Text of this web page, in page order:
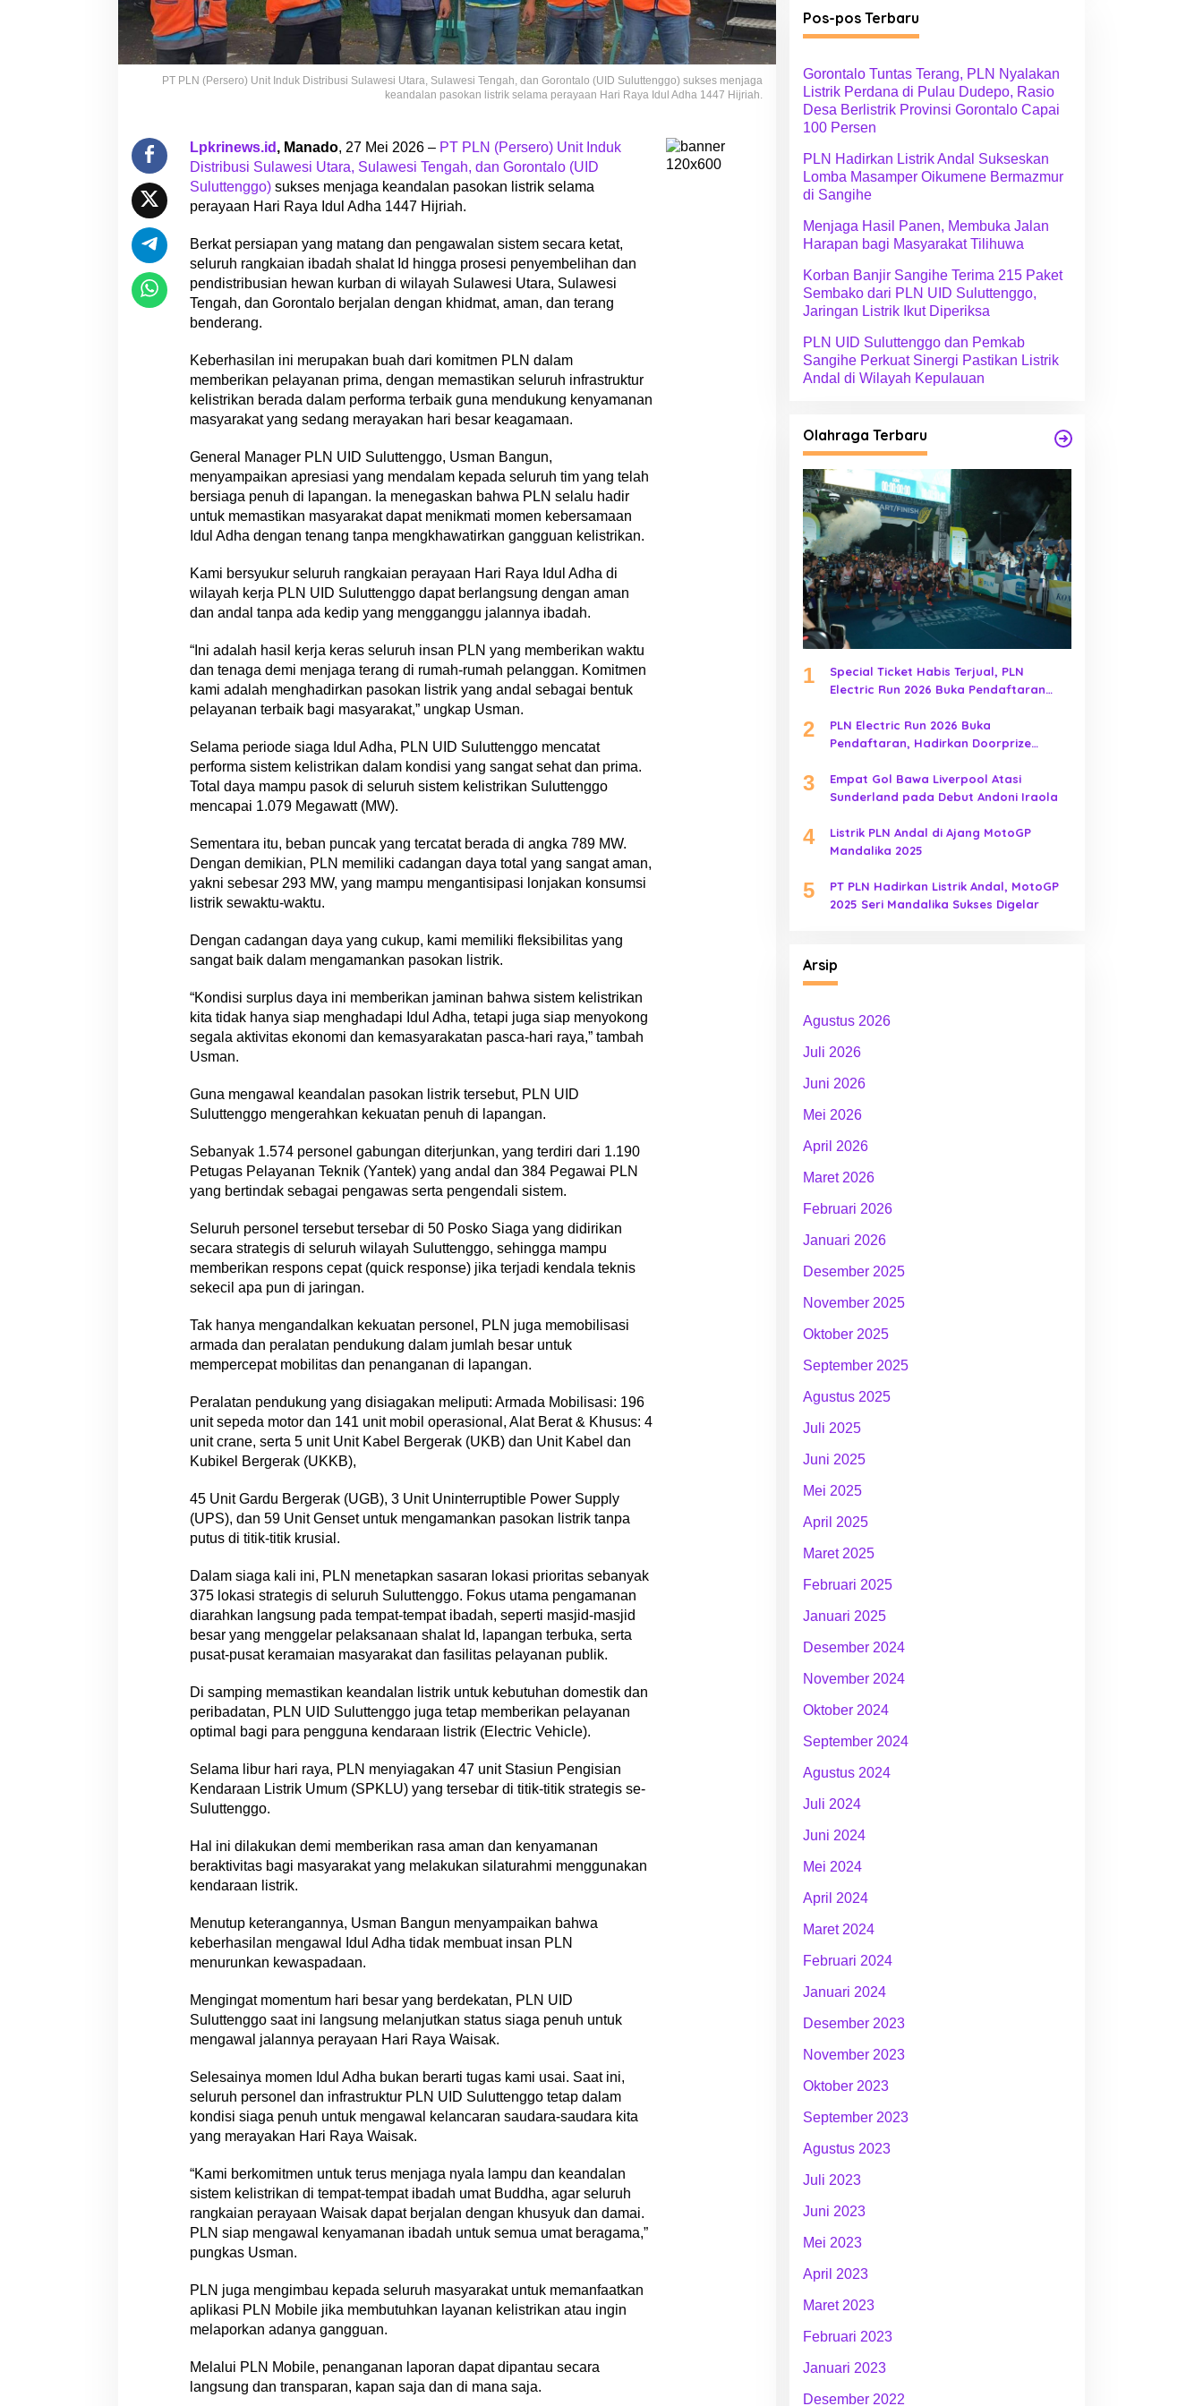
n
g
g
o
S
e
s
J
a
a
K
e
l
a
n
P
o
k
a
n
r
k
PT PLN (Persero) Unit Induk Distribusi Sulawesi Utara, Sulawesi Tengah, dan Gorontalo (UID Suluttenggo) sukses menjaga
keandalan pasokan listrik selama perayaan Hari Raya Idul Adha 1447 Hijriah.
Lpkrinews.id , Manado, 27 Mei 2026 – PT PLN (Persero) Unit Induk
Distribusi Sulawesi Utara, Sulawesi Tengah, dan Gorontalo (UID
Suluttenggo)sukses menjaga keandalan pasokan listrik selama
perayaan Hari Raya Idul Adha 1447 Hijriah.
Berkat persiapan yang matang dan pengawalan sistem secara ketat,
seluruh rangkaian ibadah shalat Id hingga prosesi penyembelihan dan
pendistribusian hewan kurban di wilayah Sulawesi Utara, Sulawesi
Tengah, dan Gorontalo berjalan dengan khidmat, aman, dan terang
benderang.
Keberhasilan ini merupakan buah dari komitmen PLN dalam
memberikan pelayanan prima, dengan memastikan seluruh infrastruktur
kelistrikan berada dalam performa terbaik guna mendukung kenyamanan
masyarakat yang sedang merayakan hari besar keagamaan.
General Manager PLN UID Suluttenggo, Usman Bangun,
menyampaikan apresiasi yang mendalam kepada seluruh tim yang telah
bersiaga penuh di lapangan. Ia menegaskan bahwa PLN selalu hadir
untuk memastikan masyarakat dapat menikmati momen kebersamaan
Idul Adha dengan tenang tanpa mengkhawatirkan gangguan kelistrikan.
Kami bersyukur seluruh rangkaian perayaan Hari Raya Idul Adha di
wilayah kerja PLN UID Suluttenggo dapat berlangsung dengan aman
dan andal tanpa ada kedip yang mengganggu jalannya ibadah.
“Ini adalah hasil kerja keras seluruh insan PLN yang memberikan waktu
dan tenaga demi menjaga terang di rumah-rumah pelanggan. Komitmen
kami adalah menghadirkan pasokan listrik yang andal sebagai bentuk
pelayanan terbaik bagi masyarakat,” ungkap Usman.
Selama periode siaga Idul Adha, PLN UID Suluttenggo mencatat
performa sistem kelistrikan dalam kondisi yang sangat sehat dan prima.
Total daya mampu pasok di seluruh sistem kelistrikan Suluttenggo
mencapai 1.079 Megawatt (MW).
Sementara itu, beban puncak yang tercatat berada di angka 789 MW.
Dengan demikian, PLN memiliki cadangan daya total yang sangat aman,
yakni sebesar 293 MW, yang mampu mengantisipasi lonjakan konsumsi
listrik sewaktu-waktu.
Dengan cadangan daya yang cukup, kami memiliki fleksibilitas yang
sangat baik dalam mengamankan pasokan listrik.
“Kondisi surplus daya ini memberikan jaminan bahwa sistem kelistrikan
kita tidak hanya siap menghadapi Idul Adha, tetapi juga siap menyokong
segala aktivitas ekonomi dan kemasyarakatan pasca-hari raya,” tambah
Usman.
Guna mengawal keandalan pasokan listrik tersebut, PLN UID
Suluttenggo mengerahkan kekuatan penuh di lapangan.
Sebanyak 1.574 personel gabungan diterjunkan, yang terdiri dari 1.190
Petugas Pelayanan Teknik (Yantek) yang andal dan 384 Pegawai PLN
yang bertindak sebagai pengawas serta pengendali sistem.
Seluruh personel tersebut tersebar di 50 Posko Siaga yang didirikan
secara strategis di seluruh wilayah Suluttenggo, sehingga mampu
memberikan respons cepat (quick response) jika terjadi kendala teknis
sekecil apa pun di jaringan.
Tak hanya mengandalkan kekuatan personel, PLN juga memobilisasi
armada dan peralatan pendukung dalam jumlah besar untuk
mempercepat mobilitas dan penanganan di lapangan.
Peralatan pendukung yang disiagakan meliputi: Armada Mobilisasi: 196
unit sepeda motor dan 141 unit mobil operasional, Alat Berat & Khusus: 4
unit crane, serta 5 unit Unit Kabel Bergerak (UKB) dan Unit Kabel dan
Kubikel Bergerak (UKKB),
45 Unit Gardu Bergerak (UGB), 3 Unit Uninterruptible Power Supply
(UPS), dan 59 Unit Genset untuk mengamankan pasokan listrik tanpa
putus di titik-titik krusial.
Dalam siaga kali ini, PLN menetapkan sasaran lokasi prioritas sebanyak
375 lokasi strategis di seluruh Suluttenggo. Fokus utama pengamanan
diarahkan langsung pada tempat-tempat ibadah, seperti masjid-masjid
besar yang menggelar pelaksanaan shalat Id, lapangan terbuka, serta
pusat-pusat keramaian masyarakat dan fasilitas pelayanan publik.
Di samping memastikan keandalan listrik untuk kebutuhan domestik dan
peribadatan, PLN UID Suluttenggo juga tetap memberikan pelayanan
optimal bagi para pengguna kendaraan listrik (Electric Vehicle).
Selama libur hari raya, PLN menyiagakan 47 unit Stasiun Pengisian
Kendaraan Listrik Umum (SPKLU) yang tersebar di titik-titik strategis se-
Suluttenggo.
Hal ini dilakukan demi memberikan rasa aman dan kenyamanan
beraktivitas bagi masyarakat yang melakukan silaturahmi menggunakan
kendaraan listrik.
Menutup keterangannya, Usman Bangun menyampaikan bahwa
keberhasilan mengawal Idul Adha tidak membuat insan PLN
menurunkan kewaspadaan.
Mengingat momentum hari besar yang berdekatan, PLN UID
Suluttenggo saat ini langsung melanjutkan status siaga penuh untuk
mengawal jalannya perayaan Hari Raya Waisak.
Selesainya momen Idul Adha bukan berarti tugas kami usai. Saat ini,
seluruh personel dan infrastruktur PLN UID Suluttenggo tetap dalam
kondisi siaga penuh untuk mengawal kelancaran saudara-saudara kita
yang merayakan Hari Raya Waisak.
“Kami berkomitmen untuk terus menjaga nyala lampu dan keandalan
sistem kelistrikan di tempat-tempat ibadah umat Buddha, agar seluruh
rangkaian perayaan Waisak dapat berjalan dengan khusyuk dan damai.
PLN siap mengawal kenyamanan ibadah untuk semua umat beragama,”
pungkas Usman.
PLN juga mengimbau kepada seluruh masyarakat untuk memanfaatkan
aplikasi PLN Mobile jika membutuhkan layanan kelistrikan atau ingin
melaporkan adanya gangguan.
Melalui PLN Mobile, penanganan laporan dapat dipantau secara
langsung dan transparan, kapan saja dan di mana saja.
g
o
i
Pos-pos Terbaru
Gorontalo Tuntas Terang, PLN Nyalakan
Listrik Perdana di Pulau Dudepo, Rasio
Desa Berlistrik Provinsi Gorontalo Capai
100 Persen
PLN Hadirkan Listrik Andal Sukseskan
Lomba Masamper Oikumene Bermazmur
di Sangihe
Menjaga Hasil Panen, Membuka Jalan
Harapan bagi Masyarakat Tilihuwa
Korban Banjir Sangihe Terima 215 Paket
Sembako dari PLN UID Suluttenggo,
Jaringan Listrik Ikut Diperiksa
PLN UID Suluttenggo dan Pemkab
Sangihe Perkuat Sinergi Pastikan Listrik
Andal di Wilayah Kepulauan
Olahraga Terbaru
1
Special Ticket Habis Terjual, PLN
Electric Run 2026 Buka Pendaftaran
2
PLN Electric Run 2026 Buka
Pendaftaran, Hadirkan Doorprize
3
Empat Gol Bawa Liverpool Atasi
Sunderland pada Debut Andoni Iraola
4
Listrik PLN Andal di Ajang MotoGP
Mandalika 2025
5
PT PLN Hadirkan Listrik Andal, MotoGP
2025 Seri Mandalika Sukses Digelar
Arsip
Agustus 2026
Juli 2026
Juni 2026
Mei 2026
April 2026
Maret 2026
Februari 2026
Januari 2026
Desember 2025
November 2025
Oktober 2025
September 2025
Agustus 2025
Juli 2025
Juni 2025
Mei 2025
April 2025
Maret 2025
Februari 2025
Januari 2025
Desember 2024
November 2024
Oktober 2024
September 2024
Agustus 2024
Juli 2024
Juni 2024
Mei 2024
April 2024
Maret 2024
Februari 2024
Januari 2024
Desember 2023
November 2023
Oktober 2023
September 2023
Agustus 2023
Juli 2023
Juni 2023
Mei 2023
April 2023
Maret 2023
Februari 2023
Januari 2023
Desember 2022